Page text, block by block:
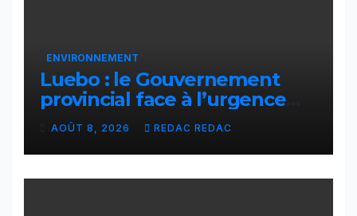
ENVIRONNEMENT
Luebo : le Gouvernement
provincial face à l’urgence
des érosions qui menacent la
cité
AOÛT 8, 2026 REDAC REDAC